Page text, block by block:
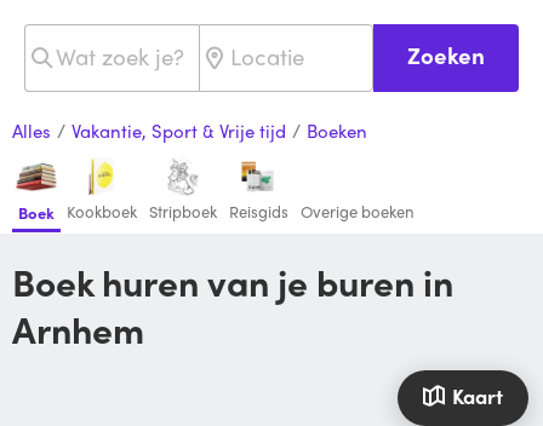
Zoeken
Alles / Vakantie, Sport & Vrije tijd / Boeken
Boek Kookboek Stripboek Reisgids Overige boeken
Boek huren van je buren in
Arnhem
Kaart